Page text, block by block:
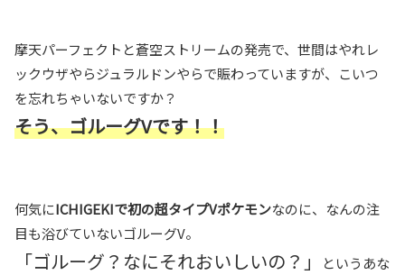
摩天パーフェクトと蒼空ストリームの発売で、世間はやれレ
ックウザやらジュラルドンやらで賑わっていますが、こいつ
を忘れちゃいないですか？
そう、ゴルーグVです！！
何気にICHIGEKIで初の超タイプVポケモンなのに、なんの注
目も浴びていないゴルーグV。
「ゴルーグ？なにそれおいしいの？」
というあな